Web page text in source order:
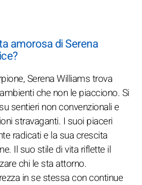
amorosa di Serena
Serena Williams trova
che non le piacciono. Si
sentieri non convenzionali e
stravaganti. I suoi piaceri
radicati e la sua crescita
Il suo stile di vita riflette il
chi le sta attorno.
in se stessa con continue